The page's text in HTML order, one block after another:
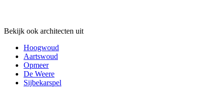
Bekijk ook architecten uit
Hoogwoud
Aartswoud
Opmeer
De Weere
Sijbekarspel